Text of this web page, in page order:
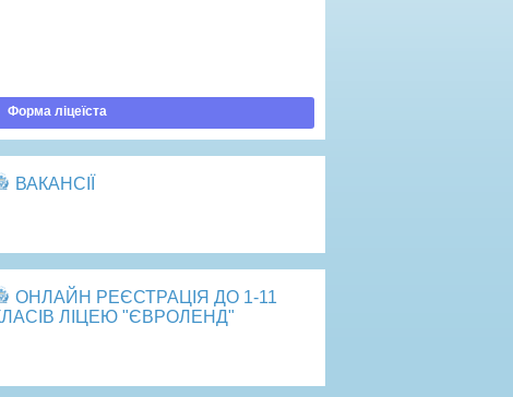
Форма ліцеїста
ВАКАНСІЇ
ОНЛАЙН РЕЄСТРАЦІЯ ДО 1-11
ЛІЦЕЮ "ЄВРОЛЕНД"